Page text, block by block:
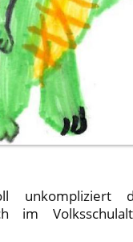
unkompliziert
im